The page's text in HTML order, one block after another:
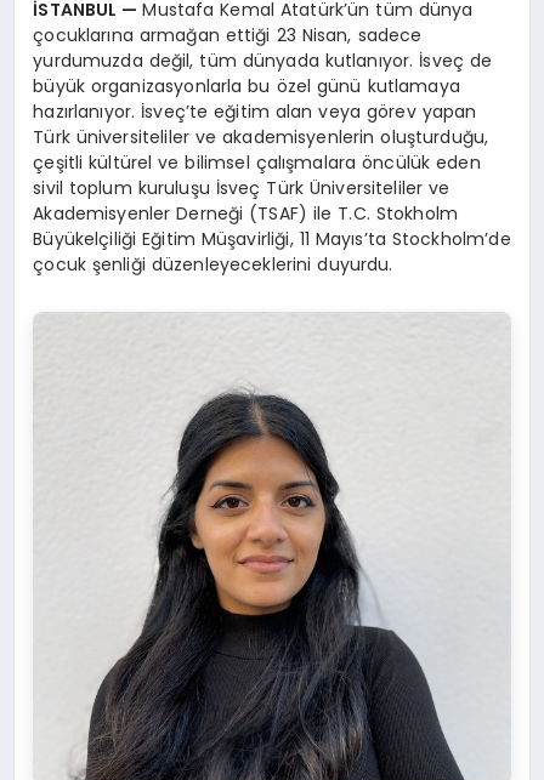
İSTANBUL —Mustafa Kemal Atatürk’ün tüm dünya
çocuklarına armağan ettiği 23 Nisan, sadece
yurdumuzda değil, tüm dünyada kutlanıyor. İsveç de
büyük organizasyonlarla bu özel günü kutlamaya
hazırlanıyor. İsveç’te eğitim alan veya görev yapan
Türk üniversiteliler ve akademisyenlerin oluşturduğu,
çeşitli kültürel ve bilimsel çalışmalara öncülük eden
sivil toplum kuruluşu İsveç Türk Üniversiteliler ve
Akademisyenler Derneği (TSAF) ile T.C. Stokholm
Büyükelçiliği Eğitim Müşavirliği, 11 Mayıs’ta Stockholm’de
çocuk şenliği düzenleyeceklerini duyurdu.